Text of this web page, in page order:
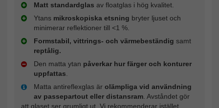
Matt standardglas av floatglas i hög kvalitet.
Ytans mikroskopiska etsning bryter ljuset och
minimerar reflektioner till <1 %.
Formstabil, vittrings- och värmebeständig samt
reptålig.
Den matta ytan påverkar hur färger och konturer
uppfattas
Matta antireflexglas är olämpliga vid användning
av passepartout eller distansram . Avståndet gör
att glaset ser grumligt ut. Vi rekommenderar istället